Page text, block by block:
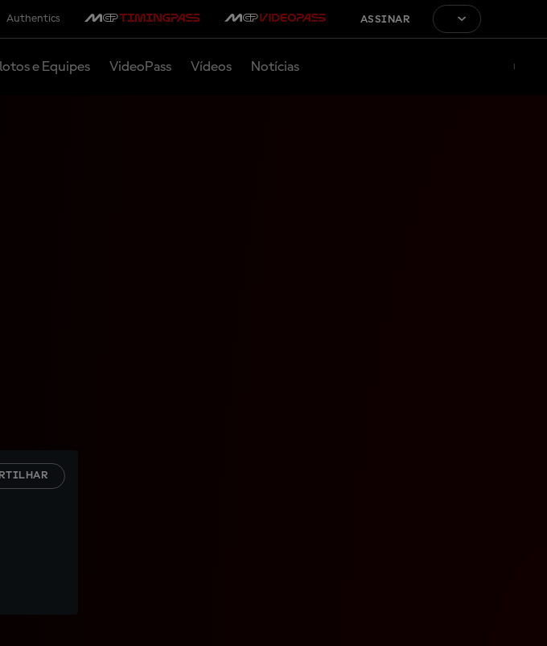
Authentics ASSINAR
e Equipes VideoPass Vídeos Notícias